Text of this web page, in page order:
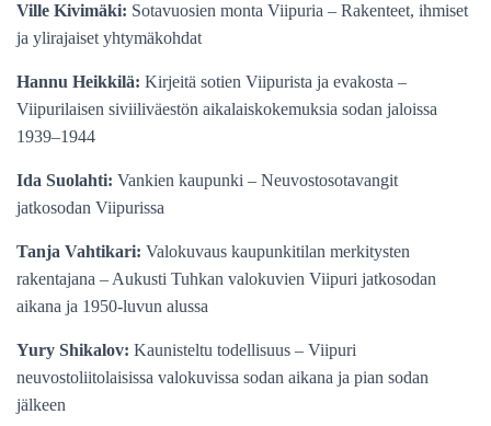
Ville Kivimäki: Sotavuosien monta Viipuria – Rakenteet, ihmiset
ja ylirajaiset yhtymäkohdat
Hannu Heikkilä: Kirjeitä sotien Viipurista ja evakosta –
Viipurilaisen siviiliväestön aikalaiskokemuksia sodan jaloissa
1939–1944
Ida Suolahti: Vankien kaupunki – Neuvostosotavangit
jatkosodan Viipurissa
Tanja Vahtikari: Valokuvaus kaupunkitilan merkitysten
rakentajana – Aukusti Tuhkan valokuvien Viipuri jatkosodan
aikana ja 1950-luvun alussa
Yury Shikalov: Kaunisteltu todellisuus – Viipuri
neuvostoliitolaisissa valokuvissa sodan aikana ja pian sodan
jälkeen